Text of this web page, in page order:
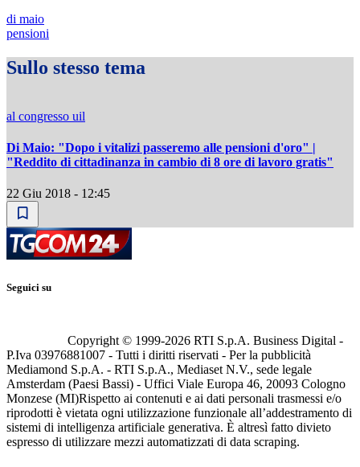
di maio
pensioni
Sullo stesso tema
al congresso uil
Di Maio: "Dopo i vitalizi passeremo alle pensioni d'oro" |
"Reddito di cittadinanza in cambio di 8 ore di lavoro gratis"
22 Giu 2018 - 12:45
Seguici su
Copyright © 1999-2026 RTI S.p.A. Business Digital -
P.Iva 03976881007 - Tutti i diritti riservati - Per la pubblicità
Mediamond S.p.A. - RTI S.p.A., Mediaset N.V., sede legale
Amsterdam (Paesi Bassi) - Uffici Viale Europa 46, 20093 Cologno
Monzese (MI)Rispetto ai contenuti e ai dati personali trasmessi e/o
riprodotti è vietata ogni utilizzazione funzionale all’addestramento di
sistemi di intelligenza artificiale generativa. È altresì fatto divieto
espresso di utilizzare mezzi automatizzati di data scraping.